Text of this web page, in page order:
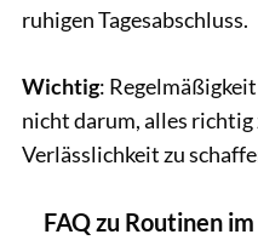
ruhigen Tagesabschluss.
Wichtig:
nicht darum, alles richtig
Verlässlichkeit zu
FAQ zu Routinen